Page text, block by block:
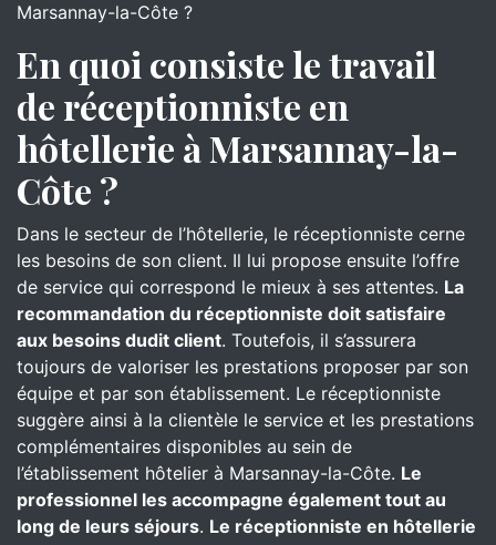
Marsannay-la-Côte ?
En quoi consiste le travail
de réceptionniste en
hôtellerie à Marsannay-la-
Côte ?
Dans le secteur de l’hôtellerie, le réceptionniste cerne
les besoins de son client. Il lui propose ensuite l’offre
de service qui correspond le mieux à ses attentes. La
recommandation du réceptionniste doit satisfaire
aux besoins dudit client. Toutefois, il s’assurera
toujours de valoriser les prestations proposer par son
équipe et par son établissement. Le réceptionniste
suggère ainsi à la clientèle le service et les prestations
complémentaires disponibles au sein de
l’établissement hôtelier à Marsannay-la-Côte. Le
professionnel les accompagne également tout au
long de leurs séjours. Le réceptionniste en hôtellerie